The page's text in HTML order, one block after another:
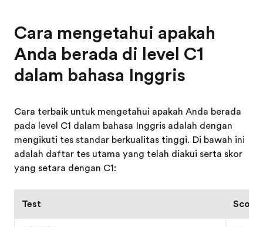
Cara mengetahui apakah
Anda berada di level C1
dalam bahasa Inggris
Cara terbaik untuk mengetahui apakah Anda berada
pada level C1 dalam bahasa Inggris adalah dengan
mengikuti tes standar berkualitas tinggi. Di bawah ini
adalah daftar tes utama yang telah diakui serta skor
yang setara dengan C1:
Test Score